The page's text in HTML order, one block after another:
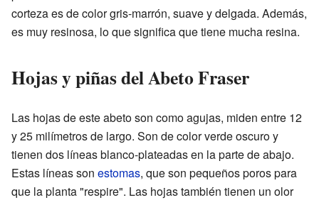
corteza es de color gris-marrón, suave y delgada. Además,
es muy resinosa, lo que significa que tiene mucha resina.
Hojas y piñas del Abeto Fraser
Las hojas de este abeto son como agujas, miden entre 12
y 25 milímetros de largo. Son de color verde oscuro y
tienen dos líneas blanco-plateadas en la parte de abajo.
Estas líneas son estomas, que son pequeños poros para
que la planta "respire". Las hojas también tienen un olor